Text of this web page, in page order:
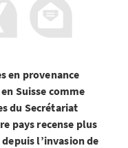
en provenance
Suisse comme
du Secrétariat
pays recense plus
l’invasion de